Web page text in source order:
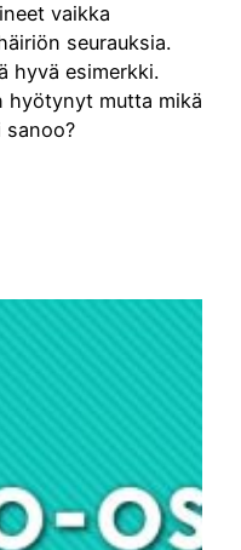
vaikka
seurauksia.
hyvä esimerkki.
hyötynyt mutta mikä